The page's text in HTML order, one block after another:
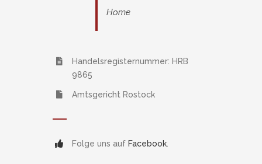
Home
Handelsregisternummer: HRB
9865
Amtsgericht Rostock
Folge uns auf Facebook